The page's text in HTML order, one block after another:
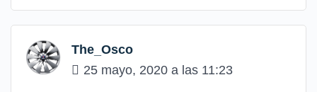
The_Osco
25 mayo, 2020 a las 11:23